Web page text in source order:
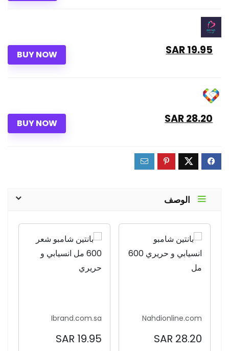
BUY NOW 19.95 SAR
BUY NOW 28.20 SAR
الوصف
Nahdionline.com
28.20 SAR
Ibrand.com.sa
19.95 SAR